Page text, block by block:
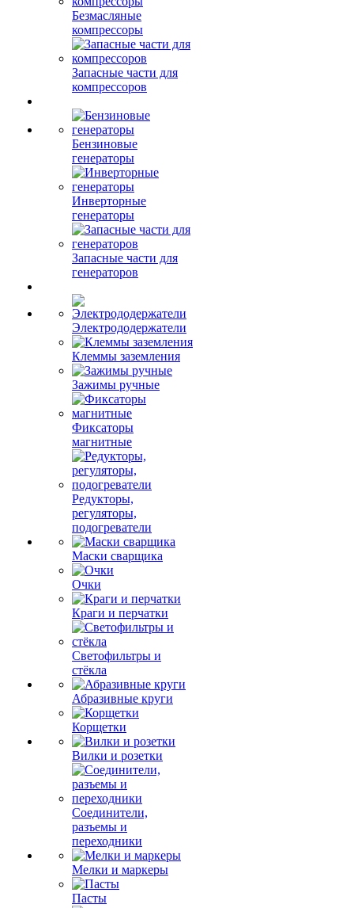
Безмасляные
компрессоры
Запасные части для
компрессоров
Бензиновые
генераторы
Инверторные
генераторы
Запасные части для
генераторов
Электрододержатели
Клеммы заземления
Зажимы ручные
Фиксаторы
магнитные
Редукторы,
регуляторы,
подогреватели
Маски сварщика
Очки
Краги и перчатки
Светофильтры и
стёкла
Абразивные круги
Корщетки
Вилки и розетки
Соединители,
разъемы и
переходники
Мелки и маркеры
Пасты